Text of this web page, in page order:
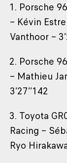
1. Porsche
– Kévin
Vanthoor –
2. Porsche
– Mathieu
3’27’’142
3. Toyota
Racing –
Ryo